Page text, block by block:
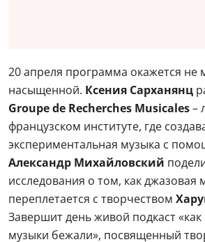
20 апреля программа окажется не
насыщенной. Ксения Сарханянц
Groupe de Recherches Musicales–
французском институте, где
экспериментальная музыка с
Александр Михайловский
исследования о том, как джазовая
переплетается с творчеством
Завершит день живой подкаст
музыки бежали», посвященный